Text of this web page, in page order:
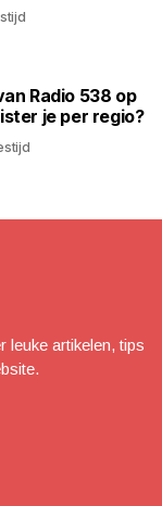
Radio 538 op
je per regio?
leuke artikelen, tips